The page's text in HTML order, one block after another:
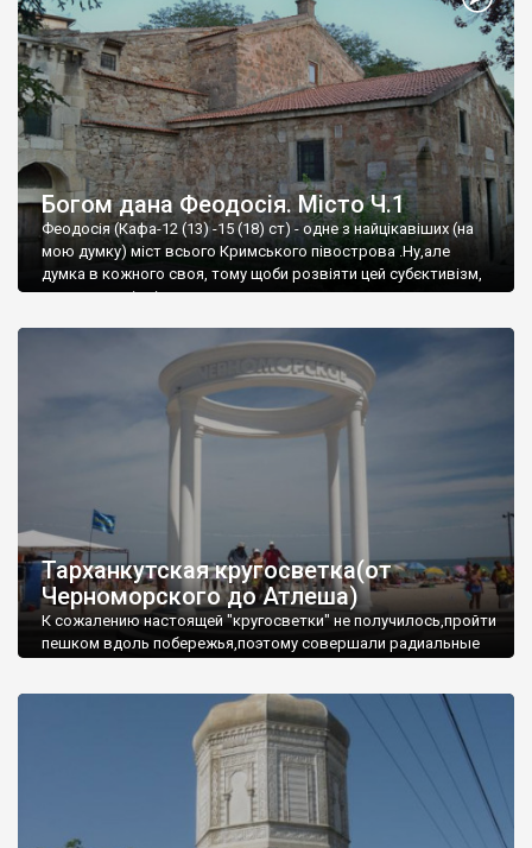
Богом дана Феодосія. Місто Ч.1
Феодосія (Кафа-12 (13) -15 (18) ст) - одне з найцікавіших (на
мою думку) міст всього Кримського півострова .Ну,але
думка в кожного своя, тому щоби розвіяти цей субєктивізм,
запрошую відвідати це
Тарханкутская кругосветка(от
Черноморского до Атлеша)
К сожалению настоящей "кругосветки" не получилось,пройти
пешком вдоль побережья,поэтому совершали радиальные